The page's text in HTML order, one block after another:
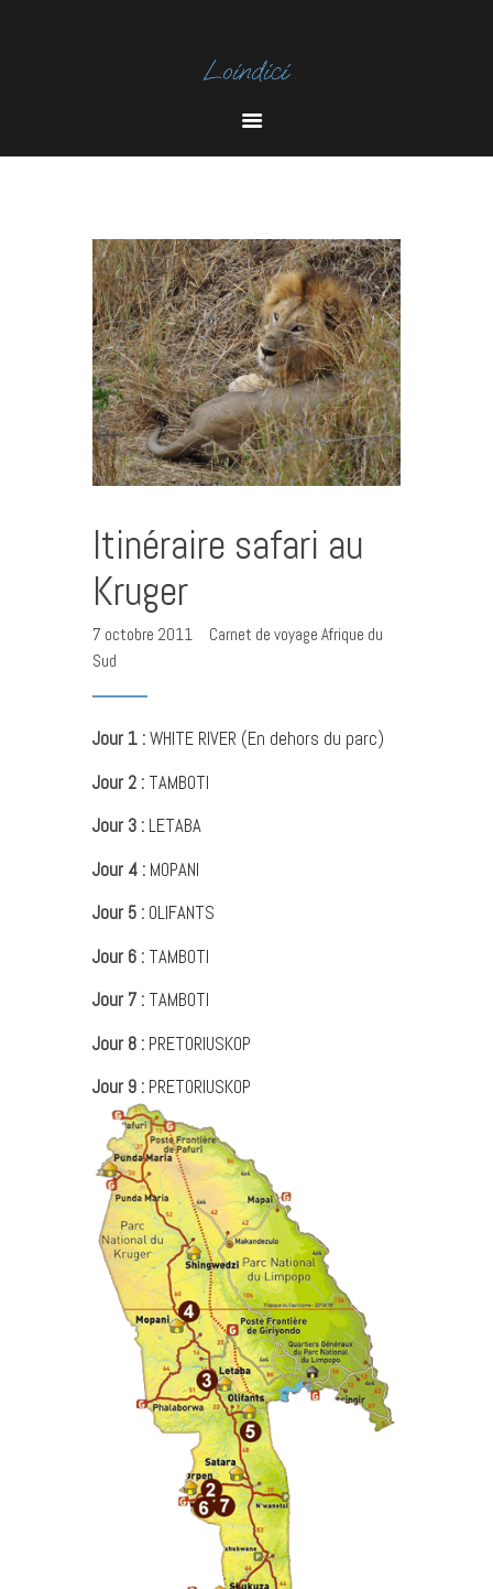
T
A
O
U
T
U
B
E
Itinéraire safari au
Kruger
7 octobre 2011
Carnet de voyage Afrique du
Sud
Jour 1 :WHITE RIVER (En dehors du parc)
Jour 2 : TAMBOTI
Jour 3 : LETABA
Jour 4 : MOPANI
Jour 5 : OLIFANTS
Jour 6 : TAMBOTI
Jour 7 : TAMBOTI
Jour 8 : PRETORIUSKOP
Jour 9 : PRETORIUSKOP